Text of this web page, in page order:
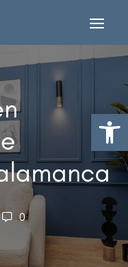
Abrir
 0